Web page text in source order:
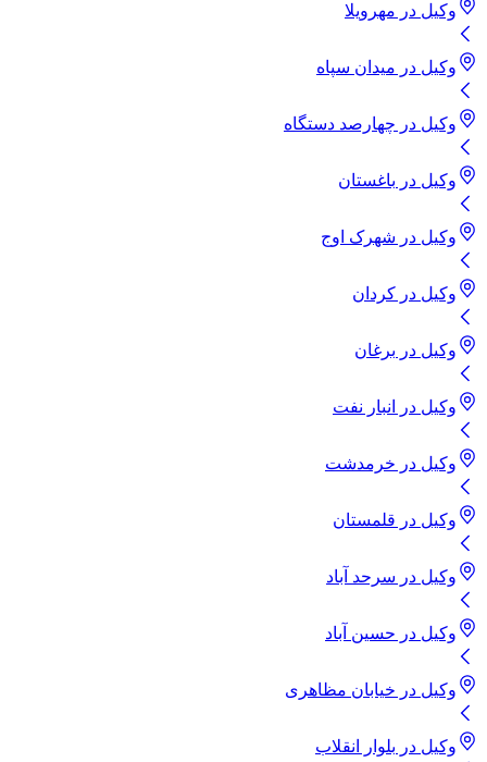
وکیل در مهرویلا
وکیل در میدان سپاه
وکیل در چهارصد دستگاه
وکیل در باغستان
وکیل در شهرک اوج
وکیل در کردان
وکیل در برغان
وکیل در انبار نفت
وکیل در خرمدشت
وکیل در قلمستان
وکیل در سرحد آباد
وکیل در حسین آباد
وکیل در خیابان مظاهری
وکیل در بلوار انقلاب